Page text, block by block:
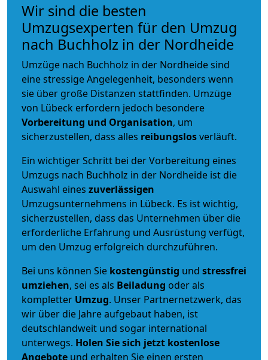
Wir sind die besten
Umzugsexperten für den Umzug
nach Buchholz in der Nordheide
Umzüge nach Buchholz in der Nordheide sind
eine stressige Angelegenheit, besonders wenn
sie über große Distanzen stattfinden. Umzüge
von Lübeck erfordern jedoch besondere
Vorbereitung und Organisation, um
sicherzustellen, dass alles reibungslosverläuft.
Ein wichtiger Schritt bei der Vorbereitung eines
Umzugs nach Buchholz in der Nordheide ist die
Auswahl eines zuverlässigen
Umzugsunternehmens in Lübeck. Es ist wichtig,
sicherzustellen, dass das Unternehmen über die
erforderliche Erfahrung und Ausrüstung verfügt,
um den Umzug erfolgreich durchzuführen.
Bei uns können Sie kostengünstig und stressfrei
umziehen, sei es als Beiladung oder als
kompletter Umzug. Unser Partnernetzwerk, das
wir über die Jahre aufgebaut haben, ist
deutschlandweit und sogar international
unterwegs. Holen Sie sich jetzt kostenlose
Angebote und erhalten Sie einen ersten